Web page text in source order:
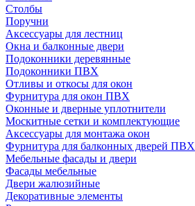
Столбы
Поручни
Аксессуары для лестниц
Окна и балконные двери
Подоконники деревянные
Подоконники ПВХ
Отливы и откосы для окон
Фурнитура для окон ПВХ
Оконные и дверные уплотнители
Москитные сетки и комплектующие
Аксессуары для монтажа окон
Фурнитура для балконных дверей ПВХ
Мебельные фасады и двери
Фасады мебельные
Двери жалюзийные
Декоративные элементы